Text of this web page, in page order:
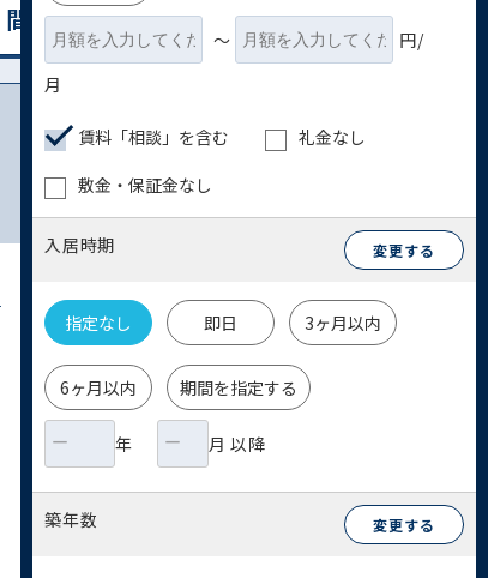
〜
円/
月
賃料「相談」を含む
礼金なし
敷金・保証金なし
入居時期 変更する
指定なし 即日 3ヶ月以内
6ヶ月以内 期間を指定する
年 月 以降
築年数 変更する
間取り図表⽰ リスト表⽰